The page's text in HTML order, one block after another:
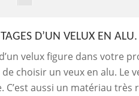
D’UN VELUX EN ALU.
velux figure dans votre
choisir un veux en alu. Le
C’est aussi un matériau très